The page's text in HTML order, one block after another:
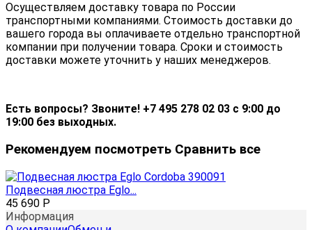
Осуществляем доставку товара по России
транспортными компаниями. Стоимость доставки до
вашего города вы оплачиваете отдельно транспортной
компании при получении товара. Сроки и стоимость
доставки можете уточнить у наших менеджеров.
Есть вопросы? Звоните! +7 495 278 02 03 с 9:00 до
19:00 без выходных.
Рекомендуем посмотреть Сравнить все
Подвесная люстра Eglo...
45 690 Р
Информация